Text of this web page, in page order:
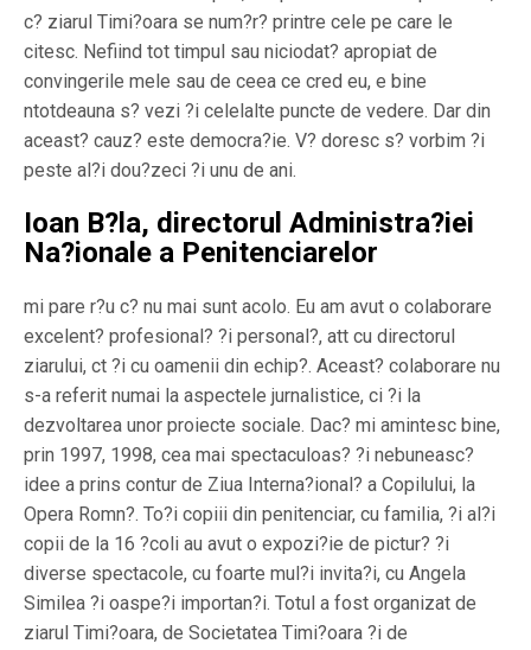
c? ziarul Timi?oara se num?r? printre cele pe care le
citesc. Nefiind tot timpul sau niciodat? apropiat de
convingerile mele sau de ceea ce cred eu, e bine
ntotdeauna s? vezi ?i celelalte puncte de vedere. Dar din
aceast? cauz? este democra?ie. V? doresc s? vorbim ?i
peste al?i dou?zeci ?i unu de ani.
Ioan B?la, directorul Administra?iei
Na?ionale a Penitenciarelor
mi pare r?u c? nu mai sunt acolo. Eu am avut o colaborare
excelent? profesional? ?i personal?, att cu directorul
ziarului, ct ?i cu oamenii din echip?. Aceast? colaborare nu
s-a referit numai la aspectele jurnalistice, ci ?i la
dezvoltarea unor proiecte sociale. Dac? mi amintesc bine,
prin 1997, 1998, cea mai spectaculoas? ?i nebuneasc?
idee a prins contur de Ziua Interna?ional? a Copilului, la
Opera Romn?. To?i copiii din penitenciar, cu familia, ?i al?i
copii de la 16 ?coli au avut o expozi?ie de pictur? ?i
diverse spectacole, cu foarte mul?i invita?i, cu Angela
Similea ?i oaspe?i importan?i. Totul a fost organizat de
ziarul Timi?oara, de Societatea Timi?oara ?i de